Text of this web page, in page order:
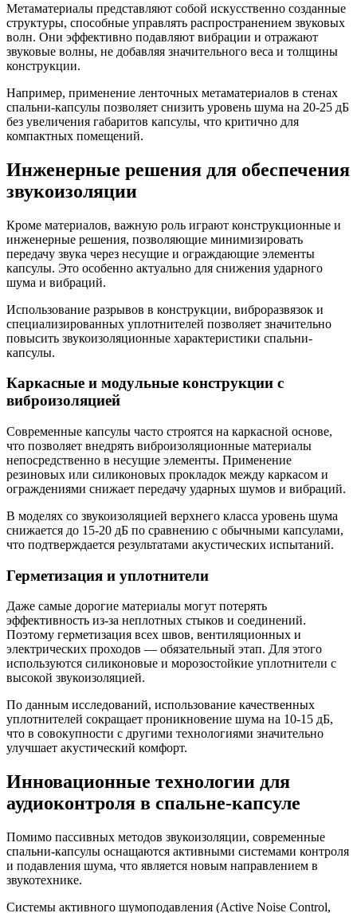
Метаматериалы представляют собой искусственно созданные
структуры, способные управлять распространением звуковых
волн. Они эффективно подавляют вибрации и отражают
звуковые волны, не добавляя значительного веса и толщины
конструкции.
Например, применение ленточных метаматериалов в стенах
спальни-капсулы позволяет снизить уровень шума на 20-25 дБ
без увеличения габаритов капсулы, что критично для
компактных помещений.
Инженерные решения для обеспечения
звукоизоляции
Кроме материалов, важную роль играют конструкционные и
инженерные решения, позволяющие минимизировать
передачу звука через несущие и ограждающие элементы
капсулы. Это особенно актуально для снижения ударного
шума и вибраций.
Использование разрывов в конструкции, виброразвязок и
специализированных уплотнителей позволяет значительно
повысить звукоизоляционные характеристики спальни-
капсулы.
Каркасные и модульные конструкции с
виброизоляцией
Современные капсулы часто строятся на каркасной основе,
что позволяет внедрять виброизоляционные материалы
непосредственно в несущие элементы. Применение
резиновых или силиконовых прокладок между каркасом и
ограждениями снижает передачу ударных шумов и вибраций.
В моделях со звукоизоляцией верхнего класса уровень шума
снижается до 15-20 дБ по сравнению с обычными капсулами,
что подтверждается результатами акустических испытаний.
Герметизация и уплотнители
Даже самые дорогие материалы могут потерять
эффективность из-за неплотных стыков и соединений.
Поэтому герметизация всех швов, вентиляционных и
электрических проходов — обязательный этап. Для этого
используются силиконовые и морозостойкие уплотнители с
высокой звукоизоляцией.
По данным исследований, использование качественных
уплотнителей сокращает проникновение шума на 10-15 дБ,
что в совокупности с другими технологиями значительно
улучшает акустический комфорт.
Инновационные технологии для
аудиоконтроля в спальне-капсуле
Помимо пассивных методов звукоизоляции, современные
спальни-капсулы оснащаются активными системами контроля
и подавления шума, что является новым направлением в
звукотехнике.
Системы активного шумоподавления (Active Noise Control,